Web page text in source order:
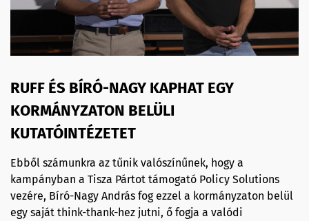
RUFF ÉS BÍRÓ-NAGY KAPHAT EGY
KORMÁNYZATON BELÜLI
KUTATÓINTÉZETET
Ebből számunkra az tűnik valószínűnek, hogy a
kampányban a Tisza Pártot támogató Policy Solutions
vezére, Bíró-Nagy András fog ezzel a kormányzaton belül
egy saját think-thank-hez jutni, ő fogja a valódi